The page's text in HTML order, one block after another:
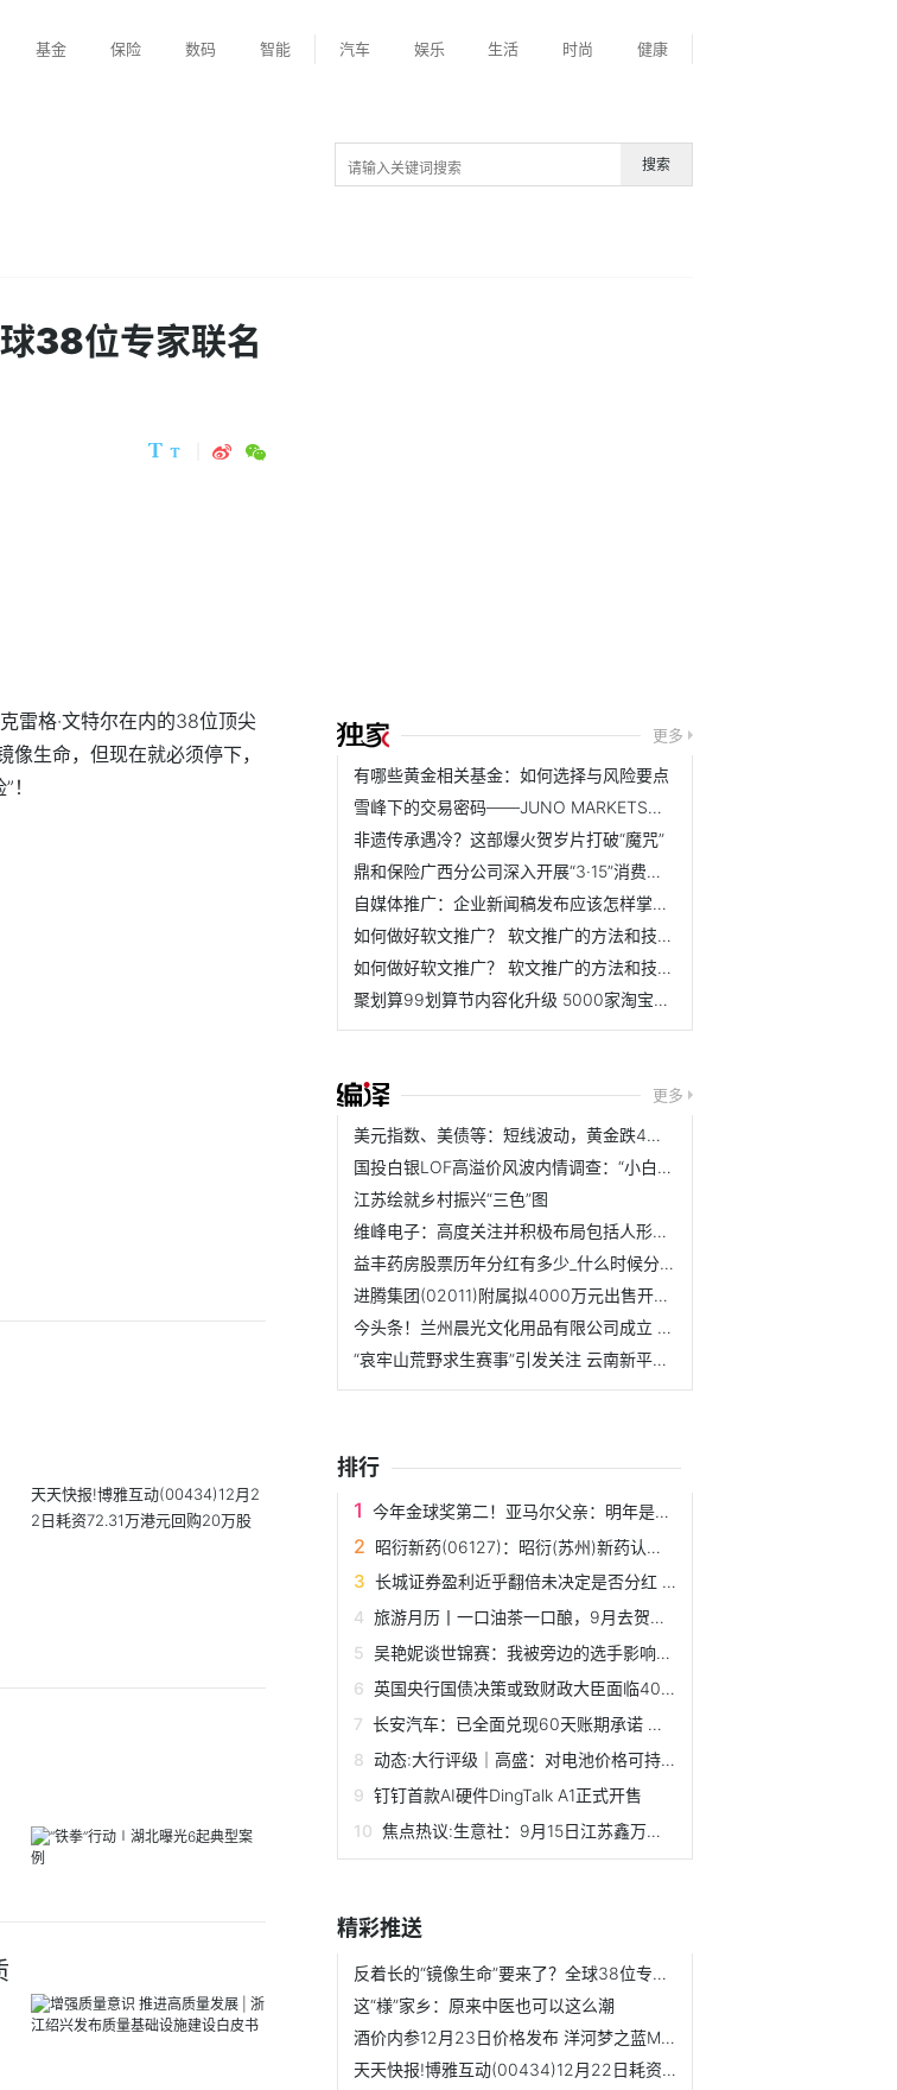
基金 保险 数码 智能 汽车 娱乐 生活 时尚 健康
搜索
38位专家联名
雷格·文特尔在内的38位顶尖
生命，但现在就必须停下，
天天快报!博雅互动(00434)12月2
2日耗资72.31万港元回购20万股
更多
有哪些黄金相关基金：如何选择与风险要点
雪峰下的交易密码——JUNO MARKETS技术峰会乌鲁木齐站圆满结束
非遗传承遇冷？这部爆火贺岁片打破“魔咒”
鼎和保险广西分公司深入开展“3·15”消费者权益保护教育宣传...
自媒体推广：企业新闻稿发布应该怎样掌握节奏？ 怎么规划效...
如何做好软文推广？ 软文推广的方法和技巧是什么？
如何做好软文推广？ 软文推广的方法和技巧是什么？
聚划算99划算节内容化升级 5000家淘宝天猫品牌联动狂欢
更多
美元指数、美债等：短线波动，黄金跌4美元
国投白银LOF高溢价风波内情调查：“小白套利指南”煽风，不对...
江苏绘就乡村振兴“三色”图
维峰电子：高度关注并积极布局包括人形机器人在内的新兴应用...
益丰药房股票历年分红有多少_什么时候分红？（2025/12/20）
进腾集团(02011)附属拟4000万元出售开易湖北100%股权
今头条！兰州晨光文化用品有限公司成立 注册资本2000万人民币
“哀牢山荒野求生赛事”引发关注 云南新平：实为综艺类节目|...
排行
今年金球奖第二！亚马尔父亲：明年是我们的_动态
昭衍新药(06127)：昭衍(苏州)新药认购工商银行合共4000万元理...
长城证券盈利近乎翻倍未决定是否分红 IPO保荐撤否率高达100%...
旅游月历丨一口油茶一口酿，9月去贺州当几天闲人
吴艳妮谈世锦赛：我被旁边的选手影响到，她差点抢跑了 焦点快报
英国央行国债决策或致财政大臣面临40亿英镑资金缺口
长安汽车：已全面兑现60天账期承诺 探索出一套高效支付流程
动态:大行评级｜高盛：对电池价格可持续上升保持审慎观点 偏...
钉钉首款AI硬件DingTalk A1正式开售
焦点热议:生意社：9月15日江苏鑫万佳不锈钢报价上涨
精彩推送
反着长的“镜像生命”要来了？全球38位专家联名警告：风险前...
这“様”家乡：原来中医也可以这么潮
酒价内参12月23日价格发布 洋河梦之蓝M6+上涨5元 热闻
天天快报!博雅互动(00434)12月22日耗资72.31万港元回购20万股